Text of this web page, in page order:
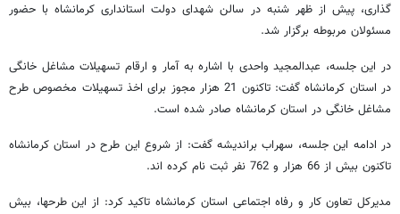
گذاری، پیش از ظهر شنبه در سالن شهدای دولت استانداری کرمانشاه با حضور
مسئولان مربوطه برگزار شد.
در این جلسه، عبدالمجید واحدی با اشاره به آمار و ارقام تسهیلات مشاغل خانگی
در استان کرمانشاه گفت: تاکنون 21 هزار مجوز برای اخذ تسهیلات مخصوص طرح
مشاغل خانگی در استان کرمانشاه صادر شده است.
در ادامه این جلسه، سهراب براندیشه گفت: از شروع این طرح در استان کرمانشاه
تاکنون بیش از 66 هزار و 762 نفر ثبت نام کرده اند.
مدیرکل تعاون کار و رفاه اجتماعی استان کرمانشاه تاکید کرد: از این طرحها، بیش